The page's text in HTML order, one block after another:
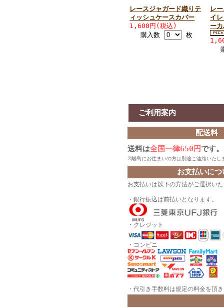
レースジャガード織りテ
ィッシュケースカバー
1,600円(税込)
購入数
枚
レ
イ
ー
ご利用案内
配送料
送料は全国一律650円です。
※離島にお住まいの方は別途ご連絡いたし
お支払いにつ
お支払いは以下の方法がご選択い
・銀行振込は前払いとなります。
・クレジット
・コンビニ
・代引き手数料は規定の料金を頂